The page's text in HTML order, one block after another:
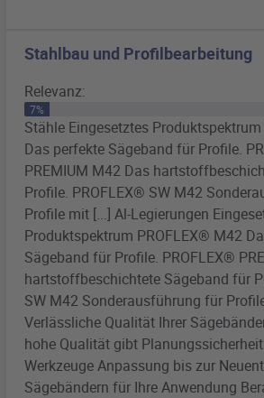
Stahlbau und Profilbearbeitung
Relevanz:
7%
Stähle Eingesetztes
Das perfekte Sägeband für Profile.
PREMIUM M42 Das
Profile. PROFLEX® SW M42
Profile mit [...] Al-Legierungen
Produktspektrum PROFLEX® M42
Sägeband für Profile. PROFLEX®
hartstoffbeschichtete Sägeband für
SW M42 Sonderausführung für
Verlässliche Qualität Ihrer
hohe Qualität gibt
Werkzeuge Anpassung bis zur
Sägebändern für Ihre Anwendung